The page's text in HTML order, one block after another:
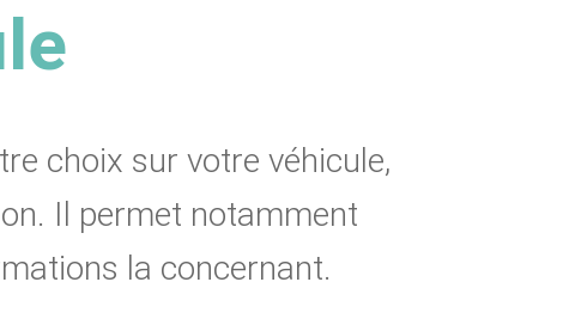
choix sur votre véhicule,
Il permet notamment
la concernant.